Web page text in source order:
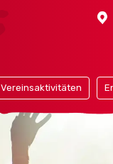
Vereinsaktivitäten